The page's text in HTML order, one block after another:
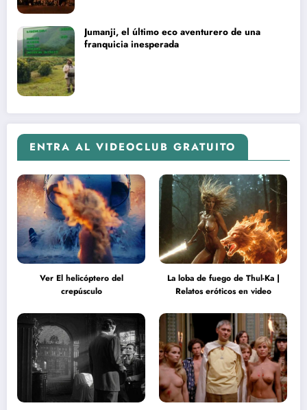
Jumanji, el último eco aventurero de una
franquicia inesperada
ENTRA AL VIDEOCLUB GRATUITO
Ver El helicóptero del
crepúsculo
La loba de fuego de Thul-Ka |
Relatos eróticos en video